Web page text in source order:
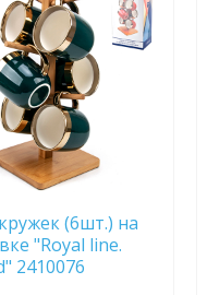
(6шт.) на
"Royal line.
2410076